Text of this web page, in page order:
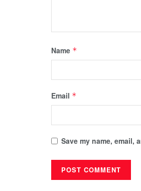
Name *
Email *
Save my name, email,